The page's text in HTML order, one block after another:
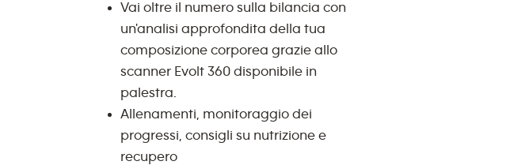
Vai oltre il numero sulla bilancia con
un'analisi approfondita della tua
composizione corporea grazie allo
scanner Evolt 360 disponibile in
palestra.
Allenamenti, monitoraggio dei
progressi, consigli su nutrizione e
recupero